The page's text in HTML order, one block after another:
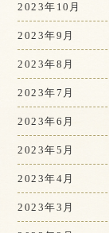
2023年10月
2023年9月
2023年8月
2023年7月
2023年6月
2023年5月
2023年4月
2023年3月